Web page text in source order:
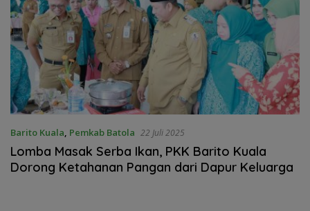
Barito Kuala, Pemkab Batola 22 Juli 2025
Lomba Masak Serba Ikan, PKK Barito Kuala
Dorong Ketahanan Pangan dari Dapur Keluarga